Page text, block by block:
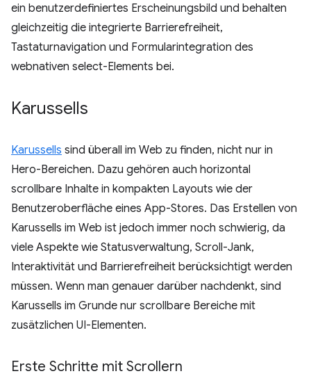
ein benutzerdefiniertes Erscheinungsbild und behalten
gleichzeitig die integrierte Barrierefreiheit,
Tastaturnavigation und Formularintegration des
webnativen select-Elements bei.
Karussells
Karussells sind überall im Web zu finden, nicht nur in
Hero-Bereichen. Dazu gehören auch horizontal
scrollbare Inhalte in kompakten Layouts wie der
Benutzeroberfläche eines App-Stores. Das Erstellen von
Karussells im Web ist jedoch immer noch schwierig, da
viele Aspekte wie Statusverwaltung, Scroll-Jank,
Interaktivität und Barrierefreiheit berücksichtigt werden
müssen. Wenn man genauer darüber nachdenkt, sind
Karussells im Grunde nur scrollbare Bereiche mit
zusätzlichen UI-Elementen.
Erste Schritte mit Scrollern